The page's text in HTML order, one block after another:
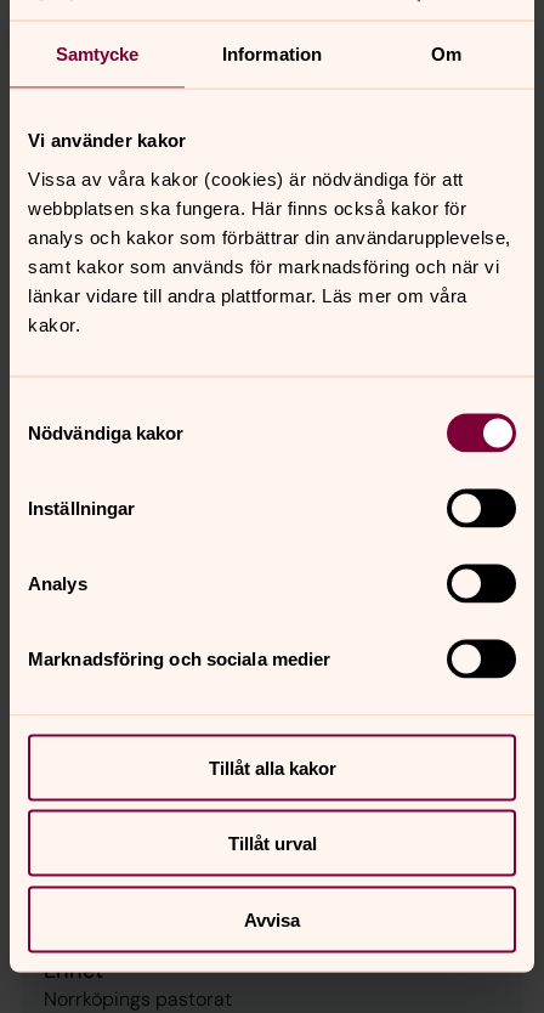
Samtycke Information Om
Vi använder kakor
Vissa av våra kakor (cookies) är nödvändiga för att
webbplatsen ska fungera. Här finns också kakor för
analys och kakor som förbättrar din användarupplevelse,
samt kakor som används för marknadsföring och när vi
länkar vidare till andra plattformar. Läs mer om våra
kakor.
Nödvändiga kakor
Inställningar
Analys
Marknadsföring och sociala medier
Tillåt alla kakor
Tillåt urval
Avvisa
utvecklingsenheten. Hos oss jobbar ca 250
medarbetare, drygt 100 förtroendevalda och hundratals
ideella medarbetare. Tillsammans brinner vi för att bidra
arbetsmiljö och jobbar för att vår arbetsplats ska
präglas av öppenhet och gemenskap. Vi strävar efter att
vara en attraktiv arbetsgivare med öppet arbetsklimat
som präglas av respekt för allas lika värde. Läs gärna
mer om vår verksamhet:
www.svenskakyrkan.se/norrkoping
Placeringsort: Norrköping
Tillsvidareanställning
Anställningens omfattning
Heltid/Deltid
Publiceringsdatum
Sysselsättningsgrad
Antal lediga befattningar
Yrkeskategori
Enhet
Norrköpings pastorat